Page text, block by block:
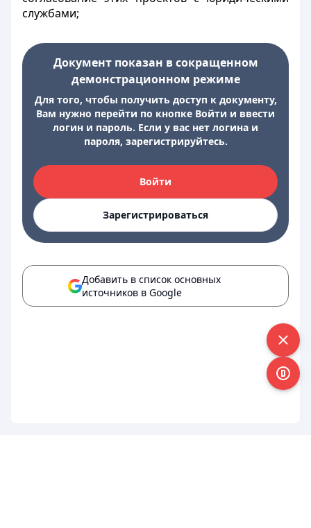
службами;
Документ показан в сокращенном
демонстрационном режиме
Для того, чтобы получить доступ к документу,
Вам нужно перейти по кнопке Войти и ввести
логин и пароль. Если у вас нет логина и
пароля, зарегистрируйтесь.
Войти
Зарегистрироваться
Добавить в список основных
источников в Google